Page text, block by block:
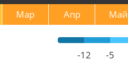
Мар Апр Май
-12 -5